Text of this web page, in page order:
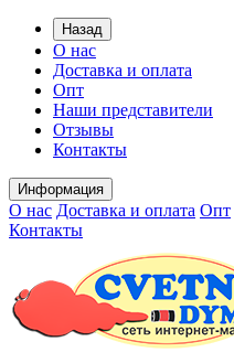
Назад
О нас
Доставка и оплата
Опт
Наши представители
Отзывы
Контакты
Информация
О нас Доставка и оплата Опт
Контакты